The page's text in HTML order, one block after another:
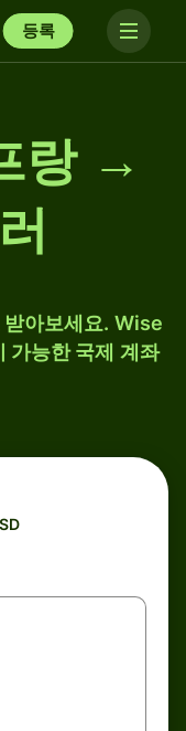
등록
랑 →
아보세요. Wise
가능한 국제 계좌